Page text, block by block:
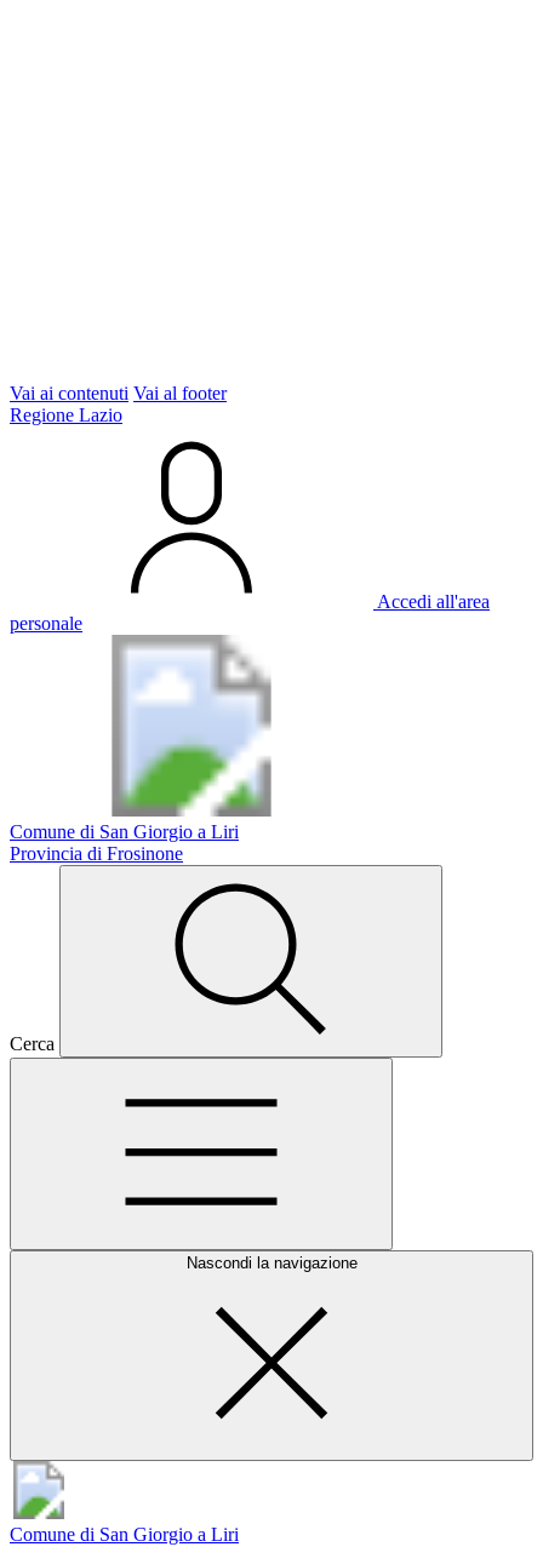
Vai ai contenuti Vai al footer
Regione Lazio
Accedi all'area
personale
Comune di San Giorgio a Liri
Provincia di Frosinone
Cerca
Nascondi la navigazione
Comune di San Giorgio a Liri